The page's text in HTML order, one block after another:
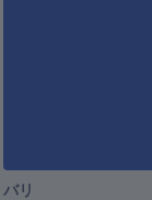
バリ